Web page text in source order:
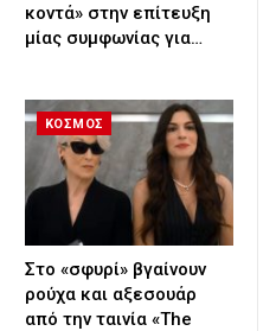
κοντά» στην επίτευξη
μίας συμφωνίας για…
ΚΟΣΜΟΣ
Στο «σφυρί» βγαίνουν
ρούχα και αξεσουάρ
από την ταινία «The